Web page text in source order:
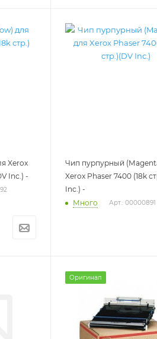
Xerox
Inc.) -
Чип пурпурный
Xerox Phaser 7400 (18k
Inc.) -
Много
Арт.: 00000891
Оригинал